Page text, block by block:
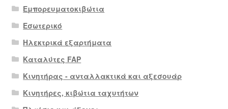
Εμπορευματοκιβώτια
Εσωτερικό
Ηλεκτρικά εξαρτήματα
Καταλύτες FAP
Κινητήρας - ανταλλακτικά και αξεσουάρ
Κινητήρες, κιβώτια ταχυτήτων